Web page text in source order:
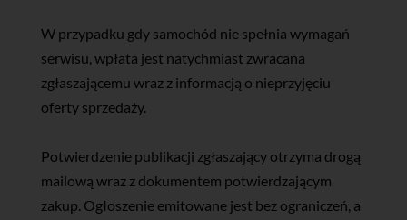
W przypadku gdy samochód nie spełnia wymagań
serwisu, wpłata jest natychmiast zwracana
zgłaszającemu wraz z informacją o nieprzyjęciu
oferty sprzedaży.
Potwierdzenie publikacji zgłaszający otrzyma drogą
mailową wraz z dokumentem potwierdzającym
zakup. Ogłoszenie emitowane jest bez ograniczeń, a